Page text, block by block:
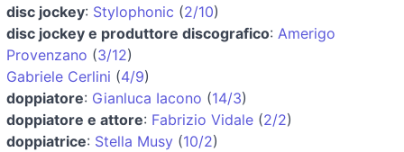
disc jockey: Stylophonic (2/10)
disc jockey e produttore discografico: Amerigo
Provenzano (3/12)
Gabriele Cerlini (4/9)
doppiatore: Gianluca Iacono (14/3)
doppiatore e attore: Fabrizio Vidale (2/2)
doppiatrice: Stella Musy (10/2)